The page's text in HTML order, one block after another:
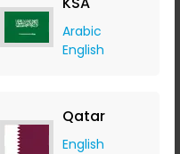
Arabic
English
Qatar
English
أفقية وعمودية بزاوية 360 درجة مع نصف بطارية للاستخدام الخا